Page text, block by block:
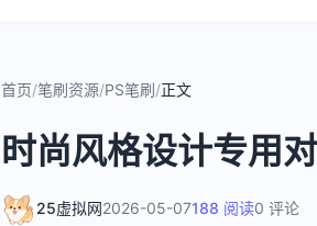
首页/笔刷资源/PS笔刷/正文
时尚风格设计专用
25虚拟网2026-05-07188 阅读0 评论